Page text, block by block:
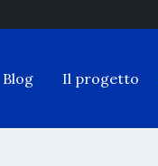
Blog Il progetto